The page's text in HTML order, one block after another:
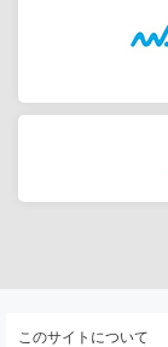
このサイトについて